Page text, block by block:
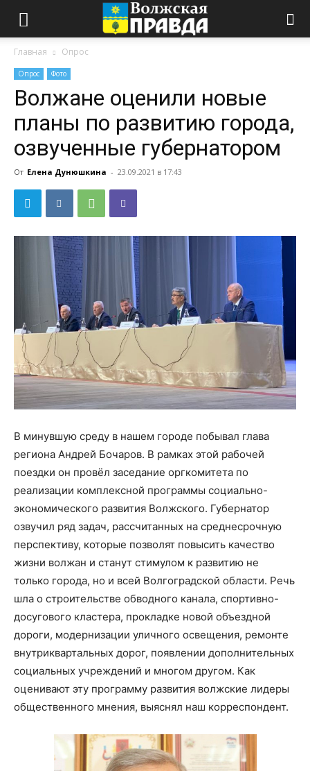
Главная Опрос
Опрос Фото
Волжане оценили новые
планы по развитию города,
озвученные губернатором
От Елена Дунюшкина - 23.09.2021 в 17:43
В минувшую среду в нашем городе побывал глава
региона Андрей Бочаров. В рамках этой рабочей
поездки он провёл заседание оргкомитета по
реализации комплексной программы социально-
экономического развития Волжского. Губернатор
озвучил ряд задач, рассчитанных на среднесрочную
перспективу, которые позволят повысить качество
жизни волжан и станут стимулом к развитию не
только города, но и всей Волгоградской области. Речь
шла о строительстве обводного канала, спортивно-
досугового кластера, прокладке новой объездной
дороги, модернизации уличного освещения, ремонте
внутриквартальных дорог, появлении дополнительных
социальных учреждений и многом другом. Как
оценивают эту программу развития волжские лидеры
общественного мнения, выяснял наш корреспондент.